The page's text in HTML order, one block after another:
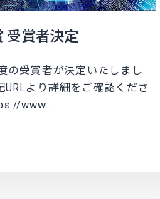
受賞者決定
の受賞者が決定いたしまし
URLより詳細をご確認くださ
www.…